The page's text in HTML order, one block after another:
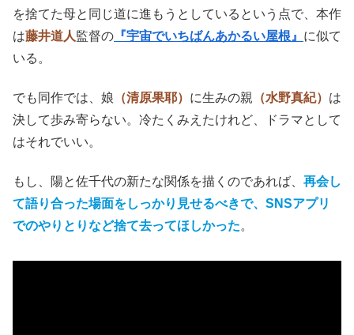
を捨てた母と同じ道に進もうとしているという点で、本作
は藤井道人監督の 『宇宙でいちばんあかるい屋根』 に似て
いる。
でも同作では、娘 （清原果耶） に生みの親 （水野真紀） は
決して歩み寄らない。冷たくみえたけれど、ドラマとして
はそれでいい。
もし、陽と佐千代の新たな関係を描くのであれば、 再会し
て語り合った場面をしっかり見せるべきで、SNSアプリ
でのやりとりなど捨て去ってほしかった。